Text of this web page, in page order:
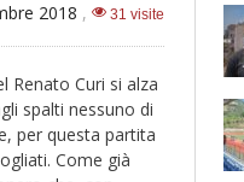
2018 , 31 visite
Renato Curi si alza
spalti nessuno di
per questa partita
Come già